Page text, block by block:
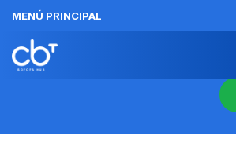
MENÚ PRINCIPAL
MERCADO
BETA